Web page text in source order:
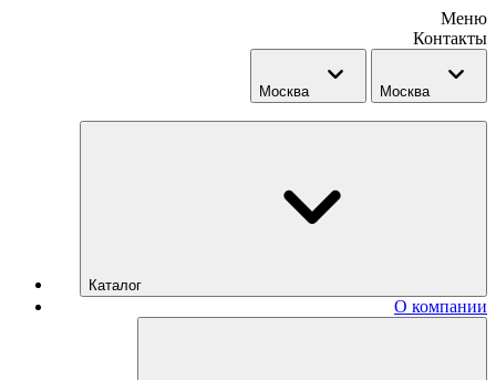
Меню
Контакты
Москва Москва
Каталог
О компании